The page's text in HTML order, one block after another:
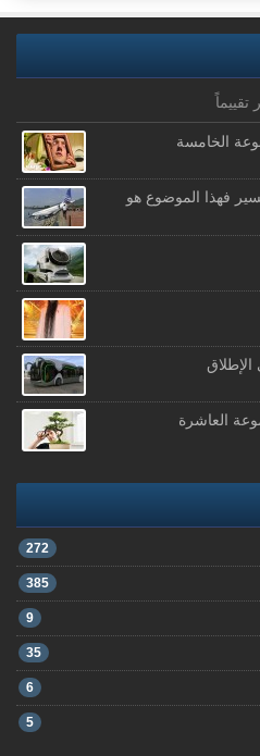
تقييماً
الخامسة
فهذا الموضوع هو
العاشرة
272
385
9
35
6
5